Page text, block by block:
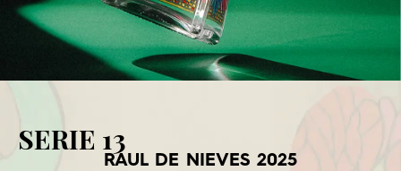
SERIE 13
RAUL DE NIEVES 2025